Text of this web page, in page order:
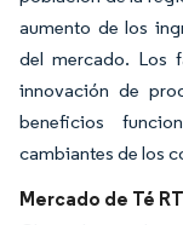
aumento de los
del mercado. Los
innovación de
beneficios
cambiantes de los
Mercado de Té